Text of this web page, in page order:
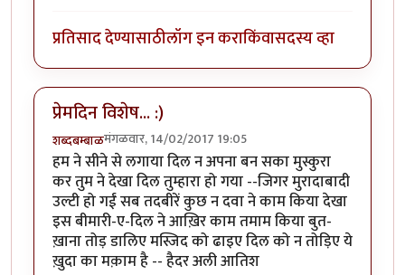
प्रतिसाद देण्यासाठीलॉग इन कराकिंवासदस्य व्हा
प्रेमदिन विशेष... :)
शब्दबम्बाळमंगळवार, 14/02/2017 19:05
हम ने सीने से लगाया दिल न अपना बन सका मुस्कुरा
कर तुम ने देखा दिल तुम्हारा हो गया --जिगर मुरादाबादी
उल्टी हो गईं सब तदबीरें कुछ न दवा ने काम किया देखा
इस बीमारी-ए-दिल ने आख़िर काम तमाम किया बुत-
ख़ाना तोड़ डालिए मस्जिद को ढाइए दिल को न तोड़िए ये
ख़ुदा का मक़ाम है -- हैदर अली आतिश